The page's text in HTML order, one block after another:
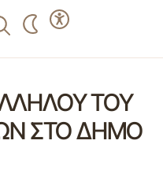
ΤΟΥ
ΣΤΟ ΔΗΜΟ